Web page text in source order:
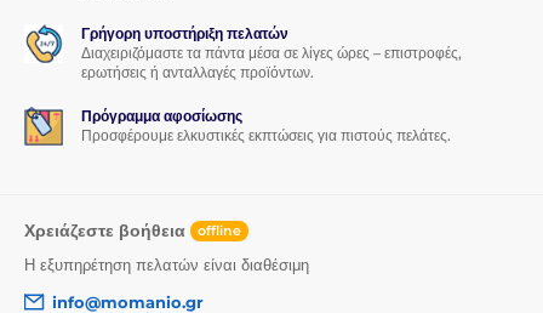
Γρήγορη υποστήριξη πελατών
Διαχειριζόμαστε τα πάντα μέσα σε λίγες ώρες – επιστροφές,
ερωτήσεις ή ανταλλαγές προϊόντων.
Πρόγραμμα αφοσίωσης
Προσφέρουμε ελκυστικές εκπτώσεις για πιστούς πελάτες.
Χρειάζεστε βοήθεια offline
Η εξυπηρέτηση πελατών είναι διαθέσιμη
info@momanio.gr